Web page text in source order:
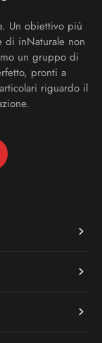
Un obiettivo più
di inNaturale non
un gruppo di
pronti a
riguardo il